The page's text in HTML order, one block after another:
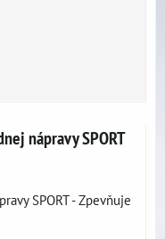
nápravy SPORT
SPORT - Zpevňuje